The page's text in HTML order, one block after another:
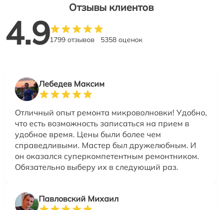
Отзывы клиентов
4.91799 отзывов 5358 оценок
Лебедев Максим
Отличный опыт ремонта микроволновки! Удобно,
что есть возможность записаться на прием в
удобное время. Цены были более чем
справедливыми. Мастер был дружелюбным. И
он оказался суперкомпетентным ремонтником.
Обязательно выберу их в следующий раз.
Павловский Михаил